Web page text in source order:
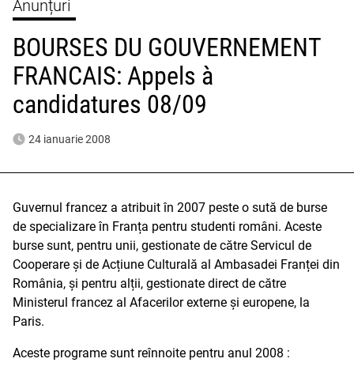
Anunțuri
BOURSES DU GOUVERNEMENT
FRANCAIS: Appels à
candidatures 08/09
24 ianuarie 2008
Guvernul francez a atribuit în 2007 peste o sută de burse
de specializare în Franța pentru studenti români. Aceste
burse sunt, pentru unii, gestionate de către Servicul de
Cooperare și de Acțiune Culturală al Ambasadei Franței din
România, și pentru alții, gestionate direct de către
Ministerul francez al Afacerilor externe și europene, la
Paris.
Aceste programe sunt reînnoite pentru anul 2008 :